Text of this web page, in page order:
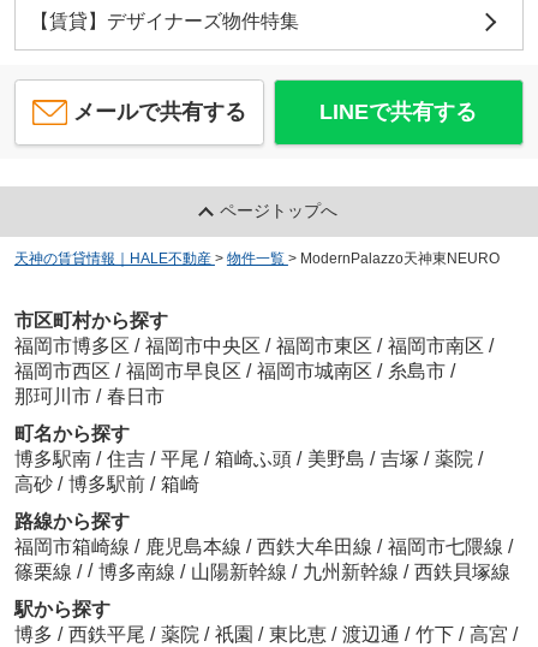
【賃貸】デザイナーズ物件特集
メールで共有する LINEで共有する
ページトップへ
天神の賃貸情報｜HALE不動産 > 物件一覧 > ModernPalazzo天神東NEURO
市区町村から探す
福岡市博多区 / 福岡市中央区 / 福岡市東区 / 福岡市南区 /
福岡市西区 / 福岡市早良区 / 福岡市城南区 / 糸島市 /
那珂川市 / 春日市
町名から探す
博多駅南 / 住吉 / 平尾 / 箱崎ふ頭 / 美野島 / 吉塚 / 薬院 /
高砂 / 博多駅前 / 箱崎
路線から探す
福岡市箱崎線 / 鹿児島本線 / 西鉄大牟田線 / 福岡市七隈線 /
篠栗線 / / 博多南線 / 山陽新幹線 / 九州新幹線 / 西鉄貝塚線
駅から探す
博多 / 西鉄平尾 / 薬院 / 祇園 / 東比恵 / 渡辺通 / 竹下 / 高宮 /